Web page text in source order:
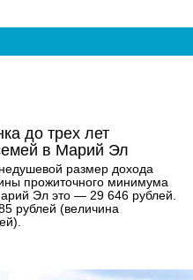
до трех лет
в Марий Эл
размер дохода
прожиточного минимума
Эл это — 29 646 рублей.
рублей (величина